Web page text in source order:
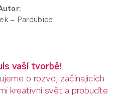
– Pardubice
vaší tvorbě!
o rozvoj začínajících
kreativní svět a probuďte